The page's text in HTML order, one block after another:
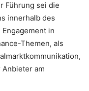
Führung sei die
innerhalb des
in
Themen, als
am